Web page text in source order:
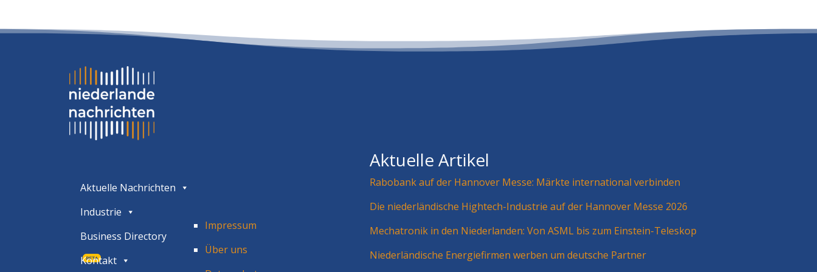
Aktuelle Nachrichten
Industrie
Business Directory
BETA
Kontakt
Impressum
Über uns
Aktuelle Artikel
Rabobank auf der Hannover Messe: Märkte international verbinden
Die niederländische Hightech-Industrie auf der Hannover Messe 2026
Mechatronik in den Niederlanden: Von ASML bis zum Einstein-Teleskop
Niederländische Energiefirmen werben um deutsche Partner